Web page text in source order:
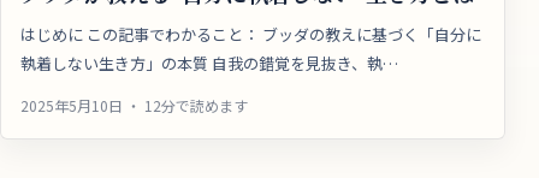
はじめに この記事でわかること： ブッダの教えに基づく「自分に
執着しない生き方」の本質 自我の錯覚を見抜き、執…
2025年5月10日 ・ 12分で読めます